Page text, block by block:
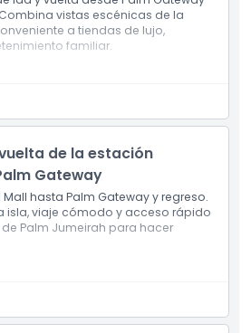
vistas escénicas de la
a tiendas de lujo,
familiar.
el mismo día desde Palm
Mall
la costa y del horizonte de Palm
de la estación
Gateway
hasta Palm Gateway y regreso.
isla, viaje cómodo y acceso rápido
Palm Jumeirah para hacer
el mismo día desde Nakheel
vistas panorámicas de la isla
al punto de entrada de Palm